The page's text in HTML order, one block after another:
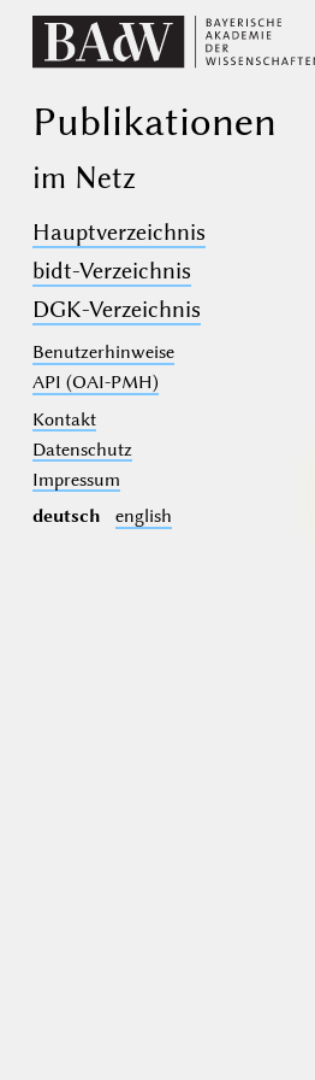
Publikationen
im Netz
Hauptverzeichnis
bidt-Verzeichnis
DGK-Verzeichnis
Benutzerhinweise
API (OAI-PMH)
Kontakt
Datenschutz
Impressum
deutsch
english